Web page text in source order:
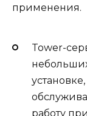
применения.
Tower-
работу